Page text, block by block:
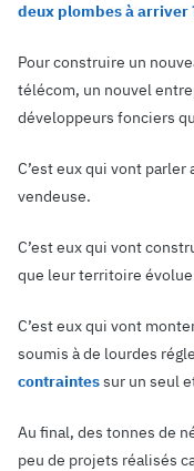
deux plombes à arriver
Pour construire un
télécom, un nouvel
développeurs fonciers
C’est eux qui vont parler
vendeuse.
C’est eux qui vont
que leur territoire
C’est eux qui vont
soumis à de lourdes
contraintessur un seul
Au final, des tonnes de
peu de projets réalisés